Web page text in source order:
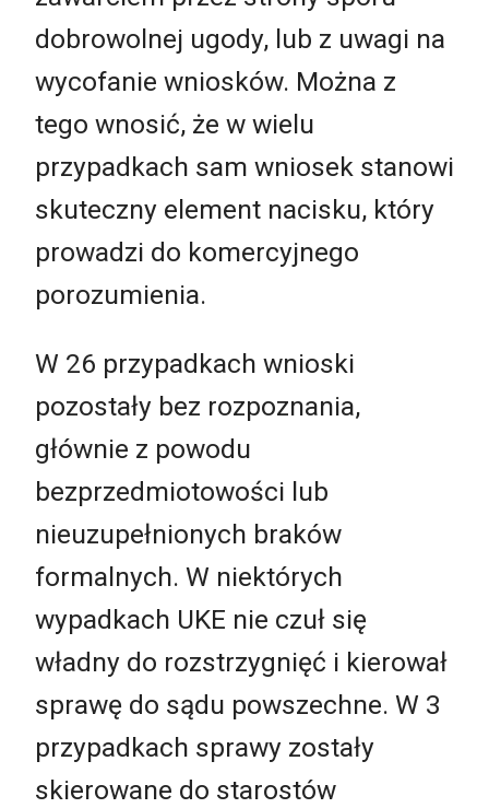
dobrowolnej ugody, lub z uwagi na
wycofanie wniosków. Można z
tego wnosić, że w wielu
przypadkach sam wniosek stanowi
skuteczny element nacisku, który
prowadzi do komercyjnego
porozumienia.
W 26 przypadkach wnioski
pozostały bez rozpoznania,
głównie z powodu
bezprzedmiotowości lub
nieuzupełnionych braków
formalnych. W niektórych
wypadkach UKE nie czuł się
władny do rozstrzygnięć i kierował
sprawę do sądu powszechne. W 3
przypadkach sprawy zostały
skierowane do starostów